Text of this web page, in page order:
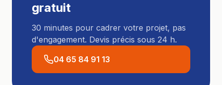
gratuit
30 minutes pour cadrer votre projet, pas
d'engagement. Devis précis sous 24 h.
04 65 84 91 13